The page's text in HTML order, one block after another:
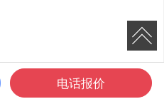
电话报价